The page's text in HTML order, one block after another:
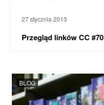
27 stycznia 2013
Przegląd linków CC #70
BLOG